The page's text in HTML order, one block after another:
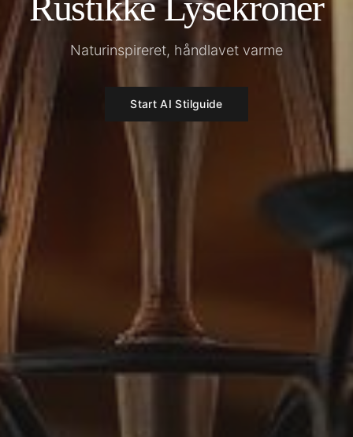
Naturinspireret, håndlavet varme
Start AI Stilguide